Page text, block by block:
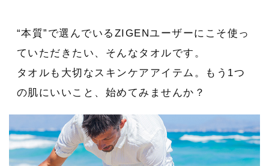
“本質”で選んでいるZIGENユーザーにこそ使っ
ていただきたい、そんなタオルです。
タオルも大切なスキンケアアイテム。もう1つ
の肌にいいこと、始めてみませんか？